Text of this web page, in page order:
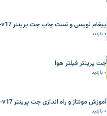
پیغام نویسی و تست چاپ جت پرینتر xaar-v17
۰ بازدید
جت پرینتر فیلتر هوا
۰ بازدید
آموزش مونتاژ و راه اندازی جت پرینتر xaar-v17
۰ بازدید